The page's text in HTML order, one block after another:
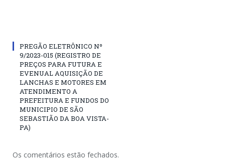
PREGÃO ELETRÔNICO Nº
9/2023-015 (REGISTRO DE
PREÇOS PARA FUTURA E
EVENUAL AQUISIÇÃO DE
LANCHAS E MOTORES EM
ATENDIMENTO A
PREFEITURA E FUNDOS DO
MUNICIPIO DE SÃO
SEBASTIÃO DA BOA VISTA-
PA)
Os comentários estão fechados.